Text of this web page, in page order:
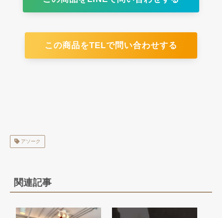
この商品をTELで問い合わせする
アソーク
関連記事